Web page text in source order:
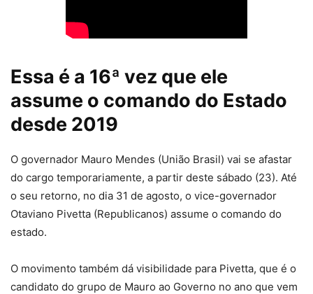
Essa é a 16ª vez que ele
assume o comando do Estado
desde 2019
O governador Mauro Mendes (União Brasil) vai se afastar
do cargo temporariamente, a partir deste sábado (23). Até
o seu retorno, no dia 31 de agosto, o vice-governador
Otaviano Pivetta (Republicanos) assume o comando do
estado.
O movimento também dá visibilidade para Pivetta, que é o
candidato do grupo de Mauro ao Governo no ano que vem